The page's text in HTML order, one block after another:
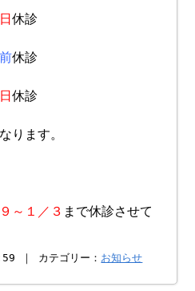
休診
休診
休診
ります。
～１／３ まで休診させて
｜ カテゴリー： お知らせ